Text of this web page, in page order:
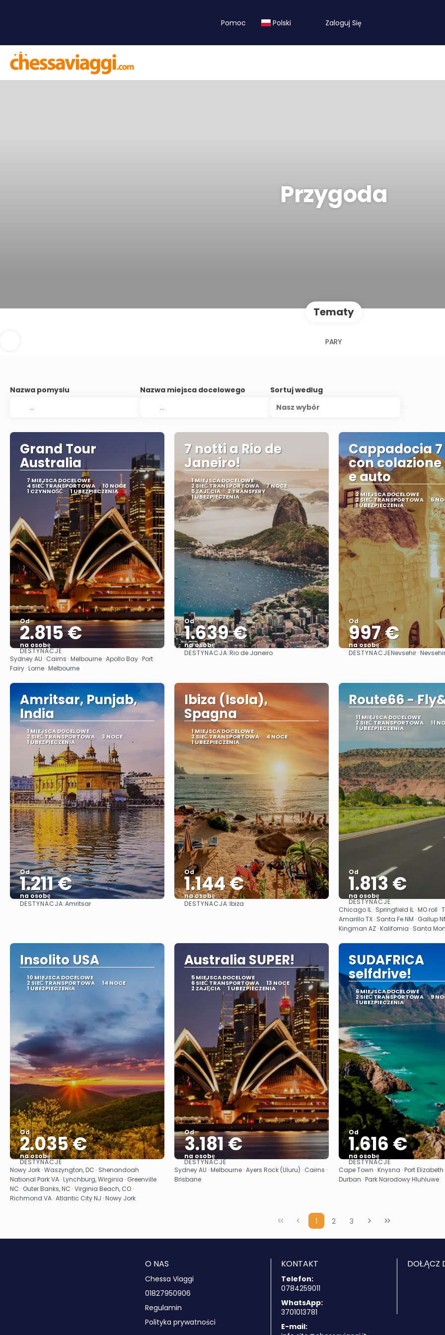
Pomoc Polski Zaloguj Się
Przygoda
Tematy
PARY
Nazwa pomysłu Nazwa miejsca docelowego
Sortuj według
Nasz wybór
Grand Tour
Australia
7 MIEJSCA DOCELOWE
4 SIEĆ TRANSPORTOWA 10 NOCE
1 CZYNNOŚĆ 1 UBEZPIECZENIA
Od
2.815 €
na osobę
Zobacz
DESTYNACJE
Sydney AU · Cairns · Melbourne · Apollo Bay · Port
Fairy · Lorne · Melbourne
7 notti a Rio de
Janeiro!
1 MIEJSCA DOCELOWE
2 SIEĆ TRANSPORTOWA 7 NOCE
5 ZAJĘCIA 2 TRANSFERY
1 UBEZPIECZENIA
Od
1.639 €
na osobę
Zobacz
DESTYNACJA:Rio de Janeiro
Cappadocia
con colazione
e auto
2 MIEJSCA DOCELOWE
2 SIEĆ TRANSPORTOWA 6
1 UBEZPIECZENIA
Od
997 €
na osobę
Zobacz
DESTYNACJENevsehir · Nevsehir
Amritsar, Punjab,
India
1 MIEJSCA DOCELOWE
2 SIEĆ TRANSPORTOWA 3 NOCE
1 UBEZPIECZENIA
Od
1.211 €
na osobę
Zobacz
DESTYNACJA:Amritsar
Ibiza (Isola),
Spagna
1 MIEJSCA DOCELOWE
2 SIEĆ TRANSPORTOWA 4 NOCE
1 UBEZPIECZENIA
Od
1.144 €
na osobę
Zobacz
DESTYNACJA:Ibiza
Route66 -
11 MIEJSCA DOCELOWE
2 SIEĆ TRANSPORTOWA 11
1 UBEZPIECZENIA
Od
1.813 €
na osobę
Zobacz
DESTYNACJE
Chicago IL · Springfield IL · MO roll ·
Amarillo TX · Santa Fe NM · Gallup
Kingman AZ · Kalifornia · Santa
Insolito USA
10 MIEJSCA DOCELOWE
2 SIEĆ TRANSPORTOWA 14 NOCE
1 UBEZPIECZENIA
Od
2.035 €
na osobę
Zobacz
DESTYNACJE
Nowy Jork · Waszyngton, DC · Shenandoah
National Park VA · Lynchburg, Wirginia · Greenville
NC · Outer Banks, NC · Virginia Beach, CO ·
Richmond VA · Atlantic City NJ · Nowy Jork
Australia SUPER!
5 MIEJSCA DOCELOWE
6 SIEĆ TRANSPORTOWA 13 NOCE
2 ZAJĘCIA 1 UBEZPIECZENIA
Od
3.181 €
na osobę
Zobacz
DESTYNACJE
Sydney AU · Melbourne · Ayers Rock (Uluru) · Cairns ·
Brisbane
SUDAFRICA
selfdrive!
6 MIEJSCA DOCELOWE
2 SIEĆ TRANSPORTOWA 9
1 UBEZPIECZENIA
Od
1.616 €
na osobę
Zobacz
DESTYNACJE
Cape Town · Knysna · Port Elizabeth
Durban · Park Narodowy Hluhluwe
1 2 3
O NAS
Chessa Viaggi
01827950906
Regulamin
Polityka prywatności
KONTAKT
Telefon:
0784259011
WhatsApp:
3701013781
E-mail:
DOŁĄCZ